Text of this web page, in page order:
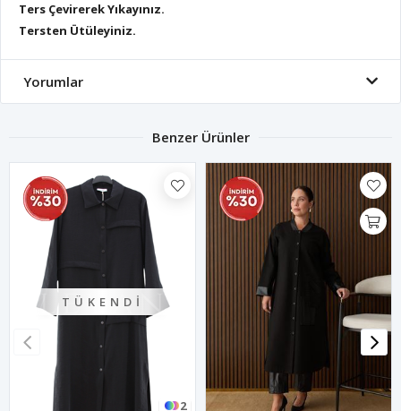
Ters Çevirerek Yıkayınız.
Tersten Ütüleyiniz.
Yorumlar
Benzer Ürünler
TÜKENDI
2